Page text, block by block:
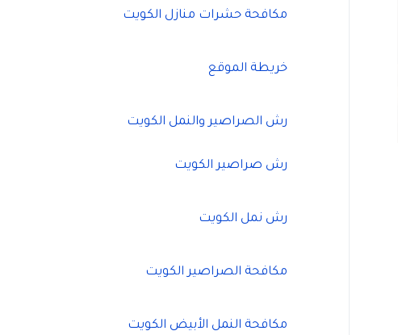
مكافحة حشرات منازل الكويت
خريطة الموقع
رش الصراصير والنمل الكويت
رش صراصير الكويت
رش نمل الكويت
مكافحة الصراصير الكويت
مكافحة النمل الأبيض الكويت